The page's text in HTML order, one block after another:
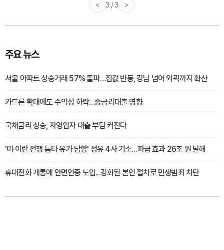
< 3 / 3 >
주요 뉴스
서울 아파트 상승거래 57% 돌파…집값 반등, 강남 넘어 외곽까지 확산
카드론 확대에도 수익성 하락…중금리대출 영향
국채금리 상승, 자영업자 대출 부담 커진다
'미·이란 전쟁 틈타 유가 담합' 정유 4사 기소…파급 효과 26조 원 달해
휴대전화 개통에 안면인증 도입...강화된 본인 절차로 민생범죄 차단